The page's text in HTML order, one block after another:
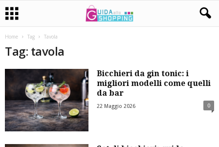
Home Tag Tavola
Tag: tavola
Bicchieri da gin tonic: i
migliori modelli come quelli
da bar
22 Maggio 2026 0